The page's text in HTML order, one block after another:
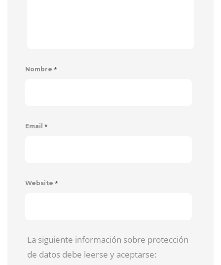
Nombre *
Email *
Website *
La siguiente información sobre protección
de datos debe leerse y aceptarse: